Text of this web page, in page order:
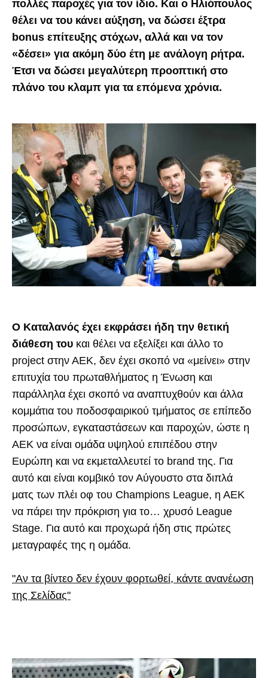
πολλές παροχές για τον ίδιο. Και ο Ηλιόπουλος
θέλει να του κάνει αύξηση, να δώσει έξτρα
bonus επίτευξης στόχων, αλλά και να τον
«δέσει» για ακόμη δύο έτη με ανάλογη ρήτρα.
Έτσι να δώσει μεγαλύτερη προοπτική στο
πλάνο του κλαμπ για τα επόμενα χρόνια.
Ο Καταλανός έχει εκφράσει ήδη την θετική
διάθεση του και θέλει να εξελίξει και άλλο το
project στην ΑΕΚ, δεν έχει σκοπό να «μείνει» στην
επιτυχία του πρωταθλήματος η Ένωση και
παράλληλα έχει σκοπό να αναπτυχθούν και άλλα
κομμάτια του ποδοσφαιρικού τμήματος σε επίπεδο
προσώπων, εγκαταστάσεων και παροχών, ώστε η
ΑΕΚ να είναι ομάδα υψηλού επιπέδου στην
Ευρώπη και να εκμεταλλευτεί το brand της. Για
αυτό και είναι κομβικό τον Αύγουστο στα διπλά
ματς των πλέι οφ του Champions League, η ΑΕΚ
να πάρει την πρόκριση για το… χρυσό League
Stage. Για αυτό και προχωρά ήδη στις πρώτες
μεταγραφές της η ομάδα.
"Αν τα βίντεο δεν έχουν φορτωθεί, κάντε ανανέωση
της Σελίδας"